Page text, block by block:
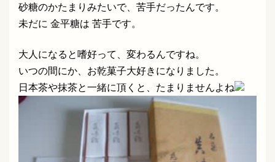
砂糖のかたまりみたいで、苦手だったんです。
未だに 金平糖は 苦手です。
大人になると嗜好って、変わるんですね。
いつの間にか、お乾菓子大好きになりました。
日本茶や抹茶と一緒に頂くと、たまりませんよね